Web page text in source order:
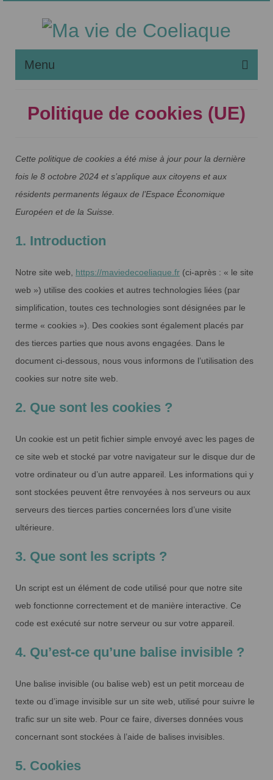
Menu
Maladie Coeliaque
Liste des Recettes
Apprendre à Pâtisser
Mes livres sans gluten
Politique de cookies (UE)
Cette politique de cookies a été mise à jour pour la dernière
fois le 8 octobre 2024 et s’applique aux citoyens et aux
résidents permanents légaux de l’Espace Économique
Européen et de la Suisse.
1. Introduction
Notre site web, https://maviedecoeliaque.fr (ci-après : « le site
web ») utilise des cookies et autres technologies liées (par
simplification, toutes ces technologies sont désignées par le
terme « cookies »). Des cookies sont également placés par
des tierces parties que nous avons engagées. Dans le
document ci-dessous, nous vous informons de l’utilisation des
cookies sur notre site web.
2. Que sont les cookies ?
Un cookie est un petit fichier simple envoyé avec les pages de
ce site web et stocké par votre navigateur sur le disque dur de
votre ordinateur ou d’un autre appareil. Les informations qui y
sont stockées peuvent être renvoyées à nos serveurs ou aux
serveurs des tierces parties concernées lors d’une visite
ultérieure.
3. Que sont les scripts ?
Un script est un élément de code utilisé pour que notre site
web fonctionne correctement et de manière interactive. Ce
code est exécuté sur notre serveur ou sur votre appareil.
4. Qu’est-ce qu’une balise invisible ?
Une balise invisible (ou balise web) est un petit morceau de
texte ou d’image invisible sur un site web, utilisé pour suivre le
trafic sur un site web. Pour ce faire, diverses données vous
concernant sont stockées à l’aide de balises invisibles.
5. Cookies